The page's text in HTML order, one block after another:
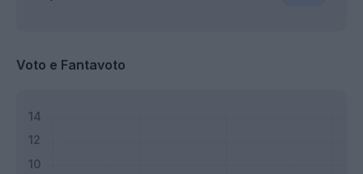
Voto e Fantavoto